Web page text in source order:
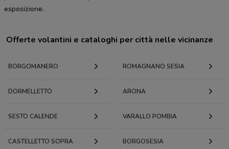
esposizione.
Offerte volantini e cataloghi per città nelle vicinanze
BORGOMANERO ROMAGNANO SESIA
DORMELLETTO ARONA
SESTO CALENDE VARALLO POMBIA
CASTELLETTO SOPRA
BORGOSESIA